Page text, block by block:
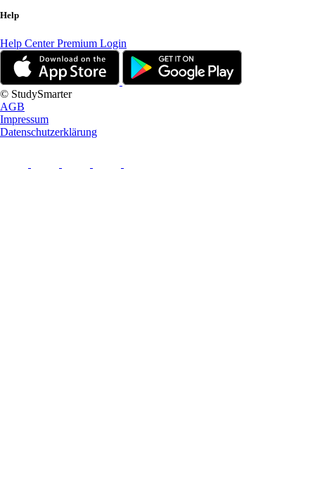
Help
Help CenterPremium Login
© StudySmarter
AGB
Impressum
Datenschutzerklärung